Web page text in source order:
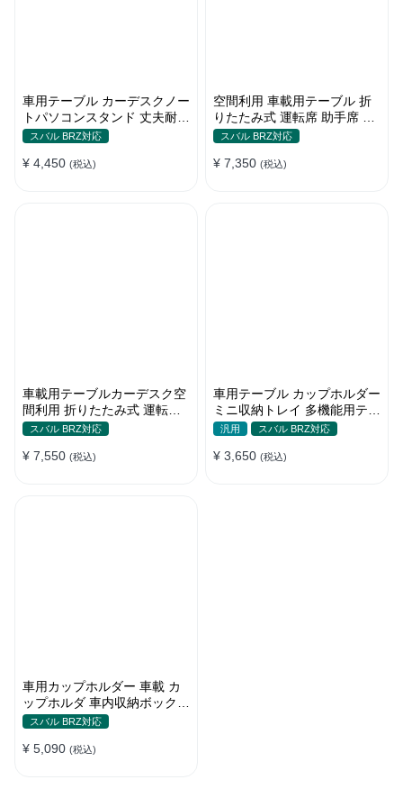
車用テーブル カーデスクノー
トパソコンスタンド 丈夫耐用
調整可能 車内車外 多機能用
スバル BRZ対応
¥ 4,450 (税込)
空間利用 車載用テーブル 折
りたたみ式 運転席 助手席 多
機能 パソコン 食事 書き込み
スバル BRZ対応
¥ 7,350 (税込)
車載用テーブルカーデスク空
間利用 折りたたみ式 運転席
助手席 多機能 滑り止め 安定
スバル BRZ対応
¥ 7,550 (税込)
車用テーブル カップホルダー
ミニ収納トレイ 多機能用テー
ブル 食事 物置き用 高品質
汎用 スバル BRZ対応
¥ 3,650 (税込)
車用カップホルダー 車載 カ
ップホルダ 車内収納ボックス
車載テーブル スマホ置き 調
単 滑り止め 小物置き 多機能
スバル BRZ対応
¥ 5,090 (税込)